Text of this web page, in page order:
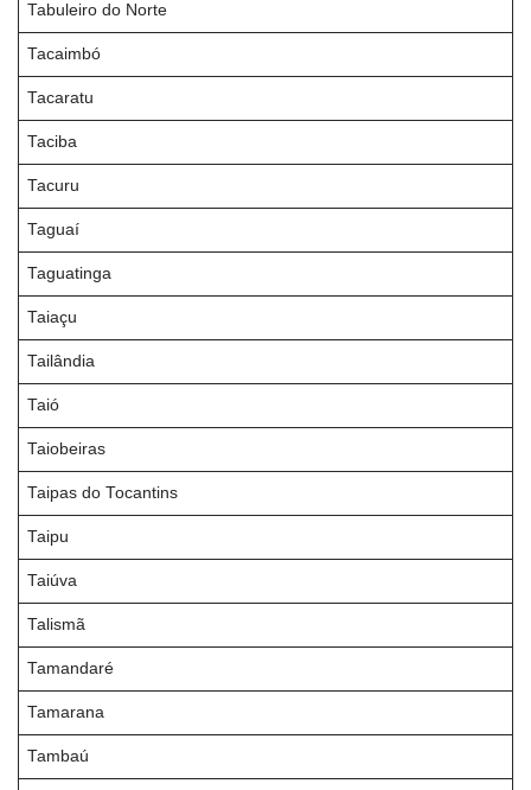
Tabuleiro do Norte
Tacaimbó
Tacaratu
Taciba
Tacuru
Taguaí
Taguatinga
Taiaçu
Tailândia
Taió
Taiobeiras
Taipas do Tocantins
Taipu
Taiúva
Talismã
Tamandaré
Tamarana
Tambaú